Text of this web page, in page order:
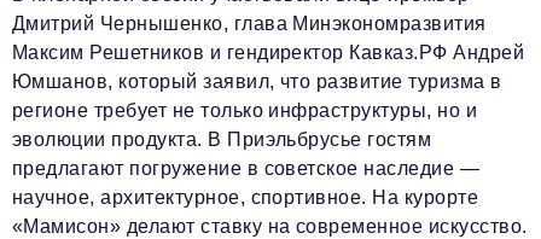
Фоторепортажи
Видео
Телефон редакции:+7 495 727-01-67
Электронные почты редакции:
Дмитрий Чернышенко, глава Минэкономразвития
Максим Решетников и гендиректор Кавказ.РФ Андрей
Юмшанов, который заявил, что развитие туризма в
регионе требует не только инфраструктуры, но и
эволюции продукта. В Приэльбрусье гостям
предлагают погружение в советское наследие —
научное, архитектурное, спортивное. На курорте
«Мамисон» делают ставку на современное искусство.